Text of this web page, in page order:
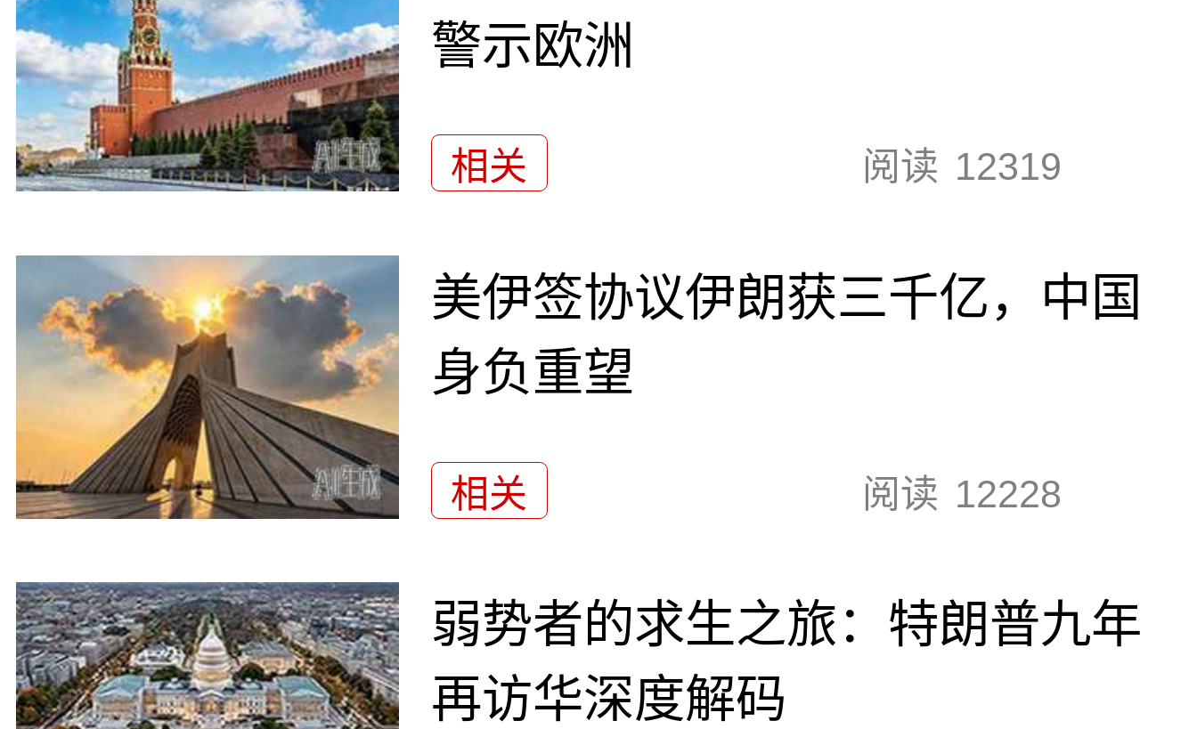
警示欧洲
相关 阅读 12319
美伊签协议伊朗获三千亿，中国
身负重望
相关 阅读 12228
弱势者的求生之旅：特朗普九年
再访华深度解码